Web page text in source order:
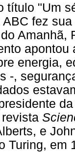
título "Um
fez
Amanhã,
energia,
-,
e
Turing, em